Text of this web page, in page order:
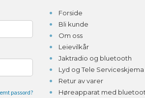
passord?
Forside
Bli kunde
Om oss
Leievilkår
Jaktradio og bluetooth
Lyd og Tele Serviceskjema
Retur av varer
Høreapparat med